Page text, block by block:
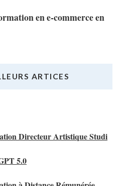
en e-commerce en
ARTICES
Directeur Artistique Studi
5.0